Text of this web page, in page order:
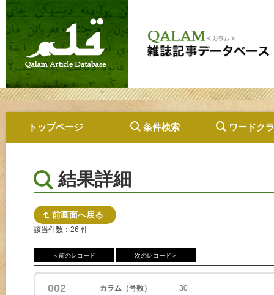
トップページ 条件検索 ワードク
結果詳細
前画面へ戻る
該当件数：26 件
＜前のレコード 次のレコード＞
002 カラム（号数） 30